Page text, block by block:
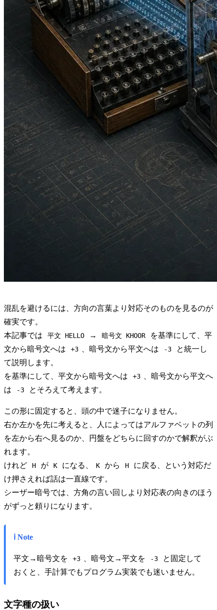
混乱を避けるには、方向の言葉より対応そのものを見るのが
確実です。
本記事では
平文 HELLO → 暗号文 KHOOR
を基準にして、平
文から暗号文へは
+3 、暗号文から平文へは -3
と統一し
て説明します。
を基準にして、平文から暗号文へは
+3
、暗号文から平文へ
は
-3 とそろえて考えます。
この形に固定すると、頭の中で迷子になりません。
右か左かを先に考えると、人によってはアルファベットの列
を左から右へ見るのか、円盤をどちらに回すのかで解釈がぶ
れます。
けれど
H が K になる、 K から H
に戻る、という対応だ
け押さえれば話は一直線です。
シーザー暗号では、方角の言い回しより対応表の向きのほう
がずっと頼りになります。
ℹ️ Note
平文→暗号文を +3 、暗号文→平文を -3
と固定して
おくと、手計算でもプログラム実装でも迷いません。
文字種の扱い